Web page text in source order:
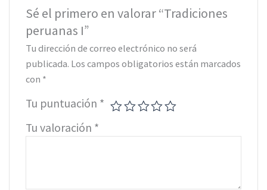
Sé el primero en valorar “Tradiciones
peruanas I”
Tu dirección de correo electrónico no será
publicada. Los campos obligatorios están marcados
con *
Tu puntuación *
Tu valoración *